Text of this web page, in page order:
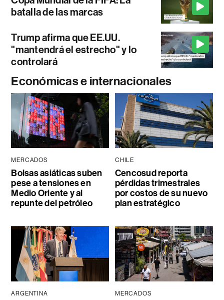
batalla de las marcas
Trump afirma que EE.UU.
"mantendrá el estrecho" y lo
controlará
Económicas e internacionales
MERCADOS
Bolsas asiáticas suben
pese a tensiones en
Medio Oriente y al
repunte del petróleo
CHILE
Cencosud reporta
pérdidas trimestrales
por costos de su nuevo
plan estratégico
ARGENTINA MERCADOS